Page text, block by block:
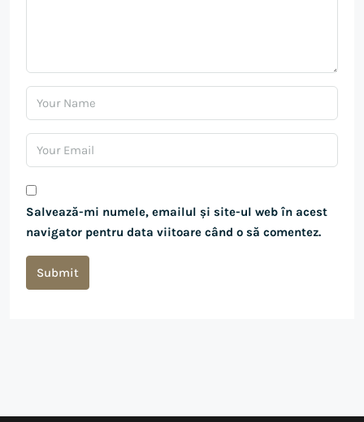
Salvează-mi numele, emailul și site-ul web în acest
navigator pentru data viitoare când o să comentez.
Submit